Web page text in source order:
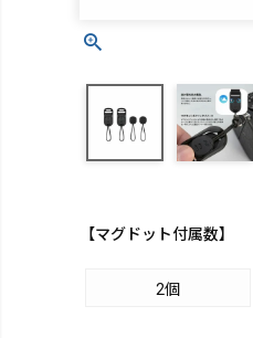
【マグドット付属数】
2個